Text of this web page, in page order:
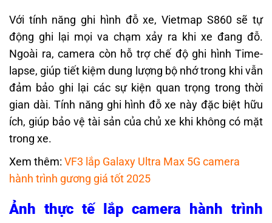
Với tính năng ghi hình đỗ xe, Vietmap S860 sẽ tự
động ghi lại mọi va chạm xảy ra khi xe đang đỗ.
Ngoài ra, camera còn hỗ trợ chế độ ghi hình Time-
lapse, giúp tiết kiệm dung lượng bộ nhớ trong khi vẫn
đảm bảo ghi lại các sự kiện quan trọng trong thời
gian dài. Tính năng ghi hình đỗ xe này đặc biệt hữu
ích, giúp bảo vệ tài sản của chủ xe khi không có mặt
trong xe.
Xem thêm: VF3 lắp Galaxy Ultra Max 5G camera
hành trình gương giá tốt 2025
Ảnh thực tế lắp camera hành trình